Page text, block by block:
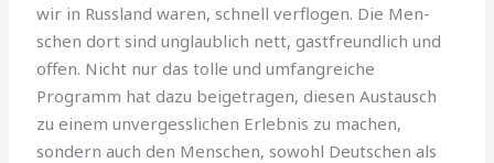
wir in Russland waren, schnell verflogen. Die Men­
schen dort sind unglaublich nett, gastfreundlich und
offen. Nicht nur das tolle und umfangreiche
Programm hat dazu beigetragen, diesen Austausch
zu einem unvergesslichen Erlebnis zu machen,
sondern auch den Menschen, sowohl Deutschen als